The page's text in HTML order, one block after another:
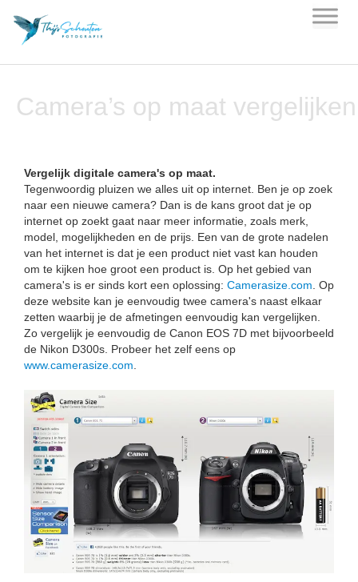
Camera’s op maat vergelijken
Vergelijk digitale camera's op maat.
Tegenwoordig pluizen we alles uit op internet. Ben je op zoek
naar een nieuwe camera? Dan is de kans groot dat je op
internet op zoekt gaat naar meer informatie, zoals merk,
model, mogelijkheden en de prijs. Een van de grote nadelen
van het internet is dat je een product niet vast kan houden
om te kijken hoe groot een product is. Op het gebied van
camera's is er sinds kort een oplossing: Camerasize.com . Op
deze website kan je eenvoudig twee camera's naast elkaar
zetten waarbij je de afmetingen eenvoudig kan vergelijken.
Zo vergelijk je eenvoudig de Canon EOS 7D met bijvoorbeeld
de Nikon D300s. Probeer het zelf eens op
www.camerasize.com